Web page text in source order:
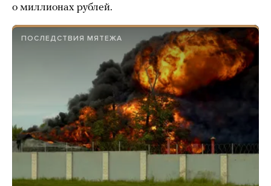
о миллионах рублей.
ПОСЛЕДСТВИЯ МЯТЕЖА